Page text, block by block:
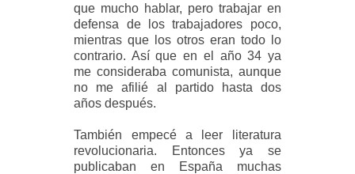
que mucho hablar, pero trabajar en
defensa de los trabajadores poco,
mientras que los otros eran todo lo
contrario. Así que en el año 34 ya
me consideraba comunista, aunque
no me afilié al partido hasta dos
años después.
También empecé a leer literatura
revolucionaria. Entonces ya se
publicaban en España muchas